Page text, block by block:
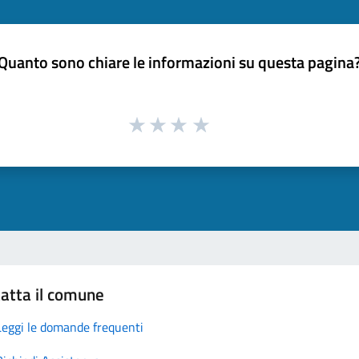
sono chiare le informazioni su questa
il comune
le domande frequenti